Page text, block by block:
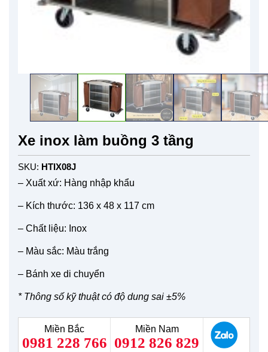
Xe inox làm buồng 3 tầng
SKU: HTIX08J
– Xuất xứ: Hàng nhập khẩu
– Kích thước: 136 x 48 x 117 cm
– Chất liệu: Inox
– Màu sắc: Màu trắng
– Bánh xe di chuyển
* Thông số kỹ thuật có độ dung sai ±5%
Miền Bắc
0981 228 766
Miền Nam
0912 826 829